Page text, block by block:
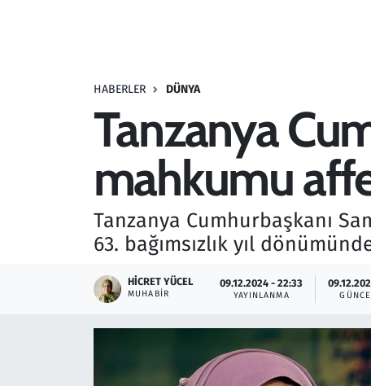
HABERLER DÜNYA
Tanzanya
mahkumu
Tanzanya Cumhurbaşkanı
63. bağımsızlık yıl
HICRET YÜCEL
MUHABIR
09.12.2024 - 22:33
YAYINLANMA
Teknoloji ve Bilim
Televizyon